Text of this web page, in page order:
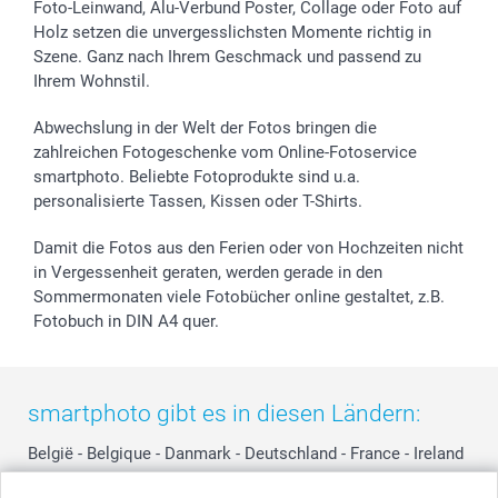
Sticker & Etiketten
Geschenk-Gutscheine (PDF)
Presse
Partnerprogramme
Investor Relations
Widerrufsrecht
Kommunion & Konfirmation
Hochzeit
Geburtstag
Zu allen Anlässen
48h Lieferung
Zahlungsmöglichkeiten
Anmelden /Registrieren
Status der Bestellung
smartfriends
smartgarantie
smartbonus
Foto-Leinwand, Alu-Verbund Poster, Collage oder Foto auf
Holz setzen die unvergesslichsten Momente richtig in
Szene. Ganz nach Ihrem Geschmack und passend zu
Ihrem Wohnstil.
Abwechslung in der Welt der Fotos bringen die
zahlreichen Fotogeschenke vom Online-Fotoservice
smartphoto. Beliebte Fotoprodukte sind u.a.
personalisierte Tassen, Kissen oder T-Shirts.
Damit die Fotos aus den Ferien oder von Hochzeiten nicht
in Vergessenheit geraten, werden gerade in den
Sommermonaten viele Fotobücher online gestaltet, z.B.
Fotobuch in DIN A4 quer.
smartphoto gibt es in diesen Ländern:
België - Belgique - Danmark - Deutschland - France - Ireland